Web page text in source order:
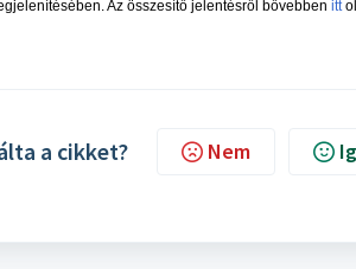
Az összesítő jelentésről bővebben itt
a cikket? Nem